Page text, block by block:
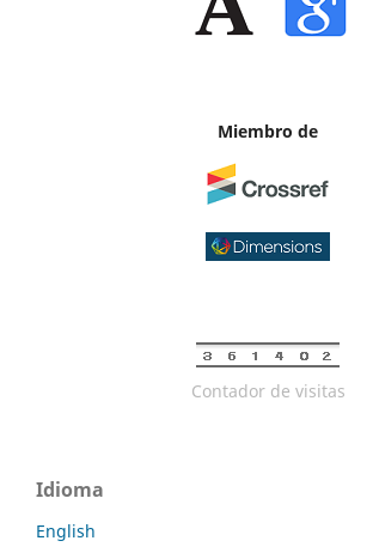
Miembro de
Contador de visitas
Idioma
English